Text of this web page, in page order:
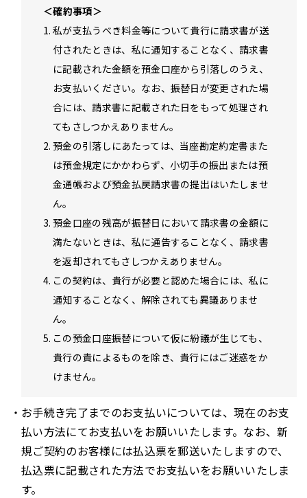
確約事項
私が支払うべき料金等について貴行に請求書が送
付されたときは、私に通知することなく、請求書
に記載された金額を預金口座から引落しのうえ、
お支払いください。なお、振替日が変更された場
合には、請求書に記載された日をもって処理され
てもさしつかえありません。
預金の引落しにあたっては、当座勘定約定書また
は預金規定にかかわらず、小切手の振出または預
金通帳および預金払戻請求書の提出はいたしませ
ん。
預金口座の残高が振替日において請求書の金額に
満たないときは、私に通告することなく、請求書
を返却されてもさしつかえありません。
この契約は、貴行が必要と認めた場合には、私に
通知することなく、解除されても異議ありませ
ん。
この預金口座振替について仮に紛議が生じても、
貴行の責によるものを除き、貴行にはご迷惑をか
けません。
お手続き完了までのお支払いについては、現在のお支
払い方法にてお支払いをお願いいたします。なお、新
規ご契約のお客様には払込票を郵送いたしますので、
払込票に記載された方法でお支払いをお願いいたしま
す。